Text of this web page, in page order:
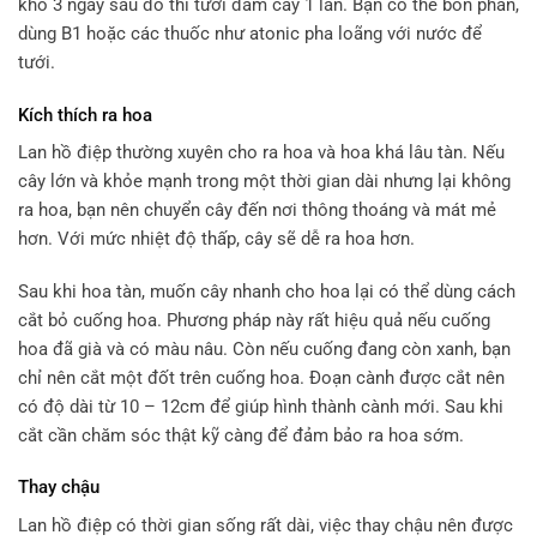
khô 3 ngày sau đó thì tưới đẫm cây 1 lần. Bạn có thể bón phân,
dùng B1 hoặc các thuốc như atonic pha loãng với nước để
tưới.
Kích thích ra hoa
Lan hồ điệp thường xuyên cho ra hoa và hoa khá lâu tàn. Nếu
cây lớn và khỏe mạnh trong một thời gian dài nhưng lại không
ra hoa, bạn nên chuyển cây đến nơi thông thoáng và mát mẻ
hơn. Với mức nhiệt độ thấp, cây sẽ dễ ra hoa hơn.
Sau khi hoa tàn, muốn cây nhanh cho hoa lại có thể dùng cách
cắt bỏ cuống hoa. Phương pháp này rất hiệu quả nếu cuống
hoa đã già và có màu nâu. Còn nếu cuống đang còn xanh, bạn
chỉ nên cắt một đốt trên cuống hoa. Đoạn cành được cắt nên
có độ dài từ 10 – 12cm để giúp hình thành cành mới. Sau khi
cắt cần chăm sóc thật kỹ càng để đảm bảo ra hoa sớm.
Thay chậu
Lan hồ điệp có thời gian sống rất dài, việc thay chậu nên được